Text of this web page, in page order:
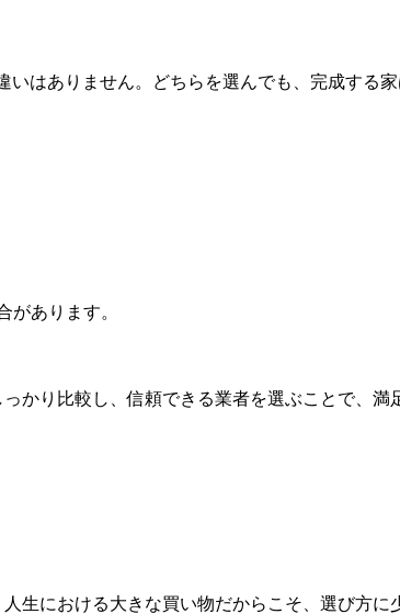
はありません。どちらを選んでも、完成する
があります。
り比較し、信頼できる業者を選ぶことで、満
生における大きな買い物だからこそ、選び方に